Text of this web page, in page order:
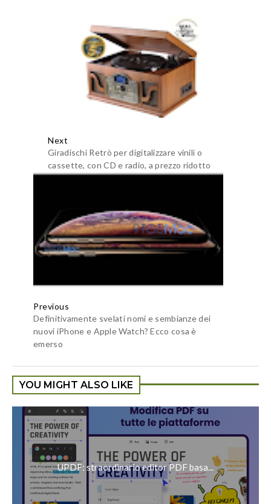
Next
Giradischi Retrò per digitalizzare vinili o
cassette, con CD e radio, a prezzo ridotto
Previous
Definitivamente svelati nomi e sembianze dei
nuovi iPhone e Apple Watch? Ecco cosa è
emerso
YOU MIGHT ALSO LIKE
UPDF: straordinario editor PDF basa...